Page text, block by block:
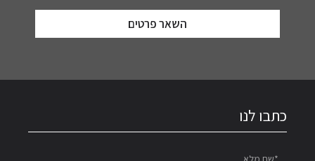
השאר פרטים
כתבו לנו